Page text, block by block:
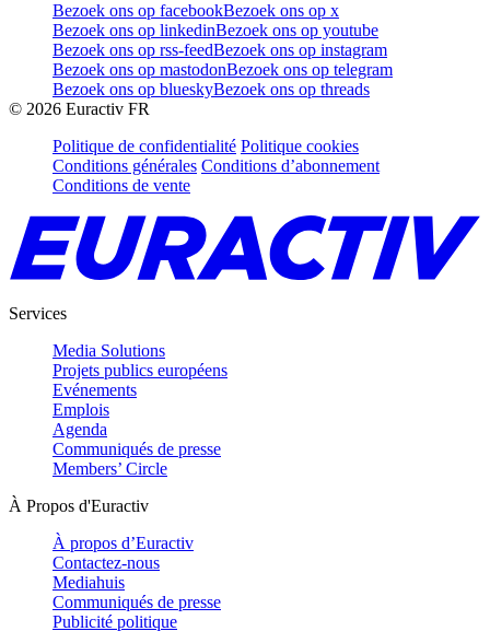
Bezoek ons op facebookBezoek ons op x
Bezoek ons op linkedinBezoek ons op youtube
Bezoek ons op rss-feedBezoek ons op instagram
Bezoek ons op mastodonBezoek ons op telegram
Bezoek ons op blueskyBezoek ons op threads
© 2026 Euractiv FR
Politique de confidentialité Politique cookies
Conditions générales Conditions d’abonnement
Conditions de vente
Services
Media Solutions
Projets publics européens
Evénements
Emplois
Agenda
Communiqués de presse
Members’ Circle
À Propos d'Euractiv
À propos d’Euractiv
Contactez-nous
Mediahuis
Communiqués de presse
Publicité politique